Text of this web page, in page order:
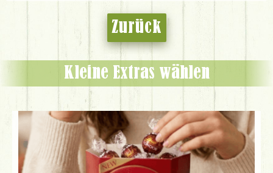
Zurück
Kleine Extras wählen